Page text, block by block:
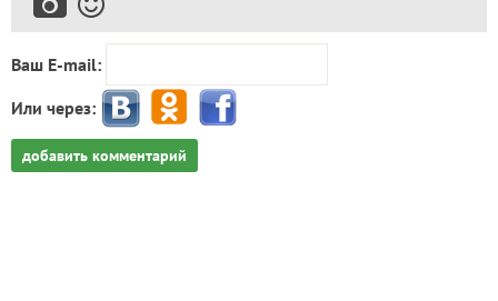
Ваш E-mail:
Или через:
добавить комментарий